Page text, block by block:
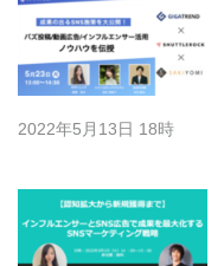
2022年5月13日 18時